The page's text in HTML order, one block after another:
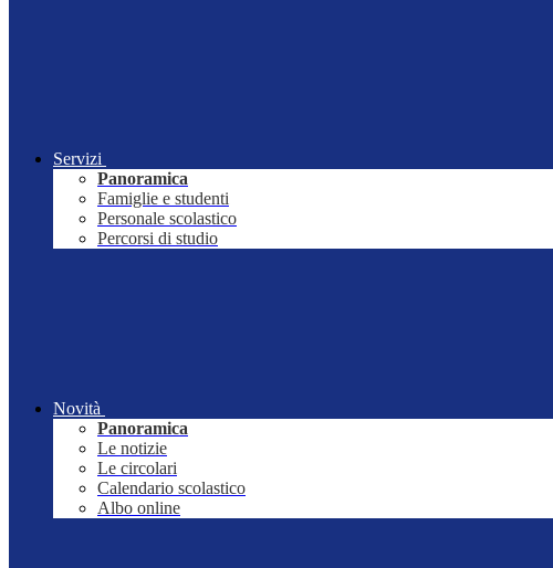
Servizi
Panoramica
Famiglie e studenti
Personale scolastico
Percorsi di studio
Novità
Panoramica
Le notizie
Le circolari
Calendario scolastico
Albo online